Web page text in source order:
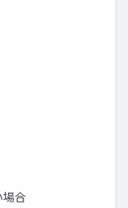
場合